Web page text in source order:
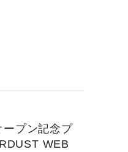
プン記念プ
WEB